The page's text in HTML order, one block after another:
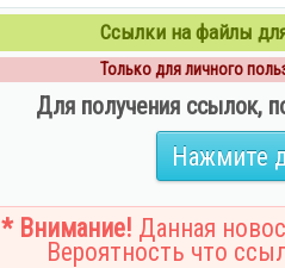
Ссылки на файлы
Только для личного
Для получения ссылок,
Нажмите
* Внимание! Данная
Вероятность что